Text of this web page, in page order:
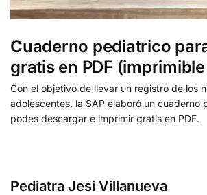
Cuaderno pediatrico
gratis en PDF
Con el objetivo de llevar un registro de los
adolescentes, la SAP elaboró un cuaderno
podes descargar e imprimir gratis en PDF.
Pediatra Jesi Villanueva